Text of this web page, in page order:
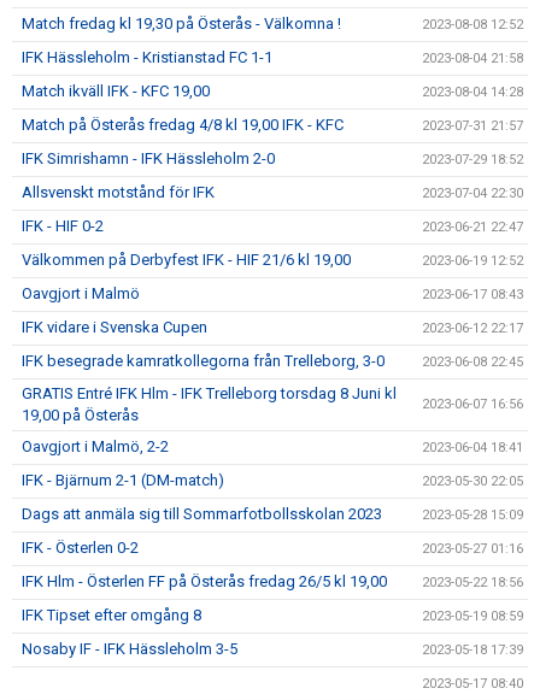
Match fredag kl 19,30 på Österås - Välkomna ! 2023-08-08 12:52
IFK Hässleholm - Kristianstad FC 1-1 2023-08-04 21:58
Match ikväll IFK - KFC 19,00 2023-08-04 14:28
Match på Österås fredag 4/8 kl 19,00 IFK - KFC 2023-07-31 21:57
IFK Simrishamn - IFK Hässleholm 2-0 2023-07-29 18:52
Allsvenskt motstånd för IFK 2023-07-04 22:30
IFK - HIF 0-2 2023-06-21 22:47
Välkommen på Derbyfest IFK - HIF 21/6 kl 19,00 2023-06-19 12:52
Oavgjort i Malmö 2023-06-17 08:43
IFK vidare i Svenska Cupen 2023-06-12 22:17
IFK besegrade kamratkollegorna från Trelleborg, 3-0 2023-06-08 22:45
GRATIS Entré IFK Hlm - IFK Trelleborg torsdag 8 Juni kl
19,00 på Österås
2023-06-07 16:56
Oavgjort i Malmö, 2-2 2023-06-04 18:41
IFK - Bjärnum 2-1 (DM-match) 2023-05-30 22:05
Dags att anmäla sig till Sommarfotbollsskolan 2023 2023-05-28 15:09
IFK - Österlen 0-2 2023-05-27 01:16
IFK Hlm - Österlen FF på Österås fredag 26/5 kl 19,00 2023-05-22 18:56
IFK Tipset efter omgång 8 2023-05-19 08:59
Nosaby IF - IFK Hässleholm 3-5 2023-05-18 17:39
2023-05-17 08:40